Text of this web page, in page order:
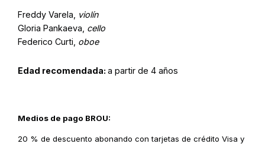
Freddy Varela,
violín
Gloria Pankaeva, cello
Federico Curti, oboe
Edad recomendada: a partir de 4 años
Medios de pago BROU:
20 % de descuento abonando con tarjetas de crédito Visa y